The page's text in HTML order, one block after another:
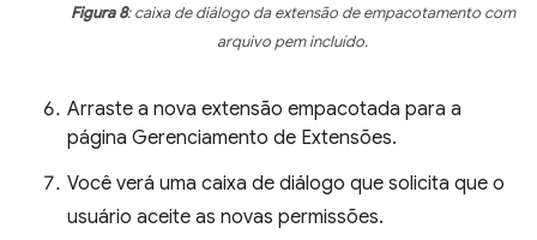
Figura 8: caixa de diálogo da extensão de empacotamento com
arquivo pem incluído.
Arraste a nova extensão empacotada para a
página Gerenciamento de Extensões.
Você verá uma caixa de diálogo que solicita que o
usuário aceite as novas permissões.